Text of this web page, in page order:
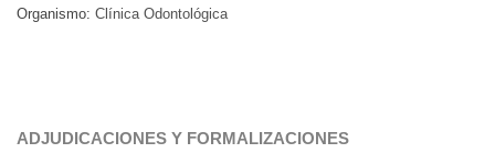
Organismo: Clínica Odontológica
ADJUDICACIONES Y FORMALIZACIONES